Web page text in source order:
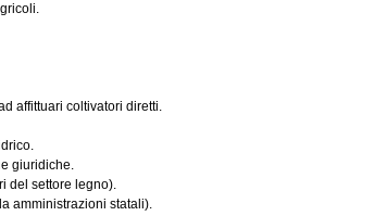
affittuari coltivatori diretti.
giuridiche.
del settore legno).
amministrazioni statali).